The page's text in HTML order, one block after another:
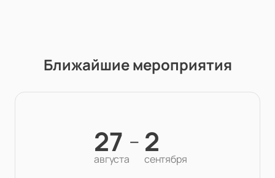
Ближайшие мероприятия
27
августа
— 2
сентября